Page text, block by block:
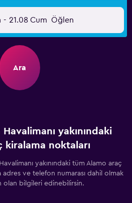
- 21.08 Cum Öğlen
Ara
yakınındaki
kiralama noktaları
yakınındaki tüm Alamo araç
adres ve telefon numarası dahil olmak
olan bilgileri edinebilirsin.